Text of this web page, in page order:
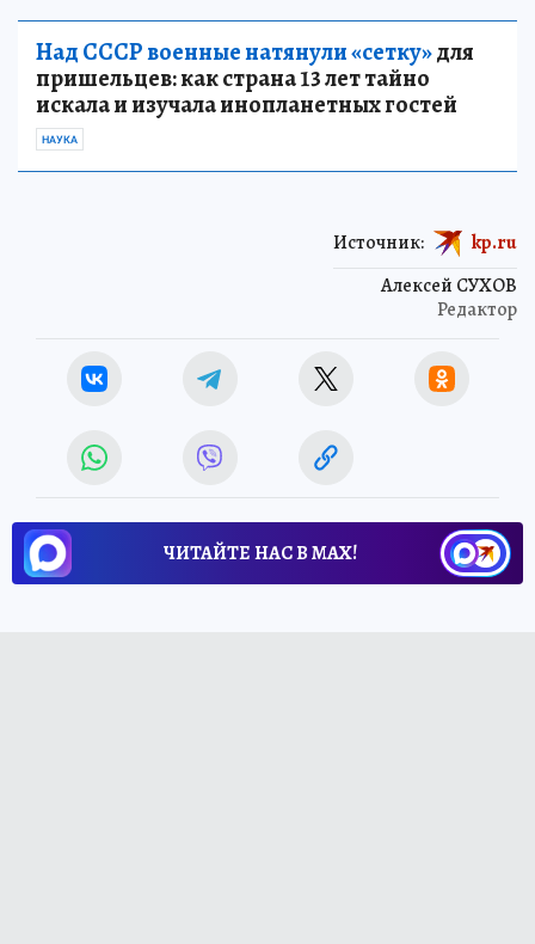
Над СССР военные натянули «сетку»для
пришельцев: как страна 13 лет тайно
искала и изучала инопланетных гостей
НАУКА
Алексей СУХОВ
Редактор
Источник: kp.ru
ЧИТАЙТЕ НАС В МАХ!